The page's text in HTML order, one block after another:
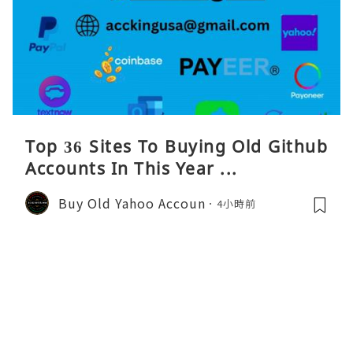
Top 36 Sites To Buying Old Github
Accounts In This Year ...
Buy Old Yahoo Accoun 4小時前